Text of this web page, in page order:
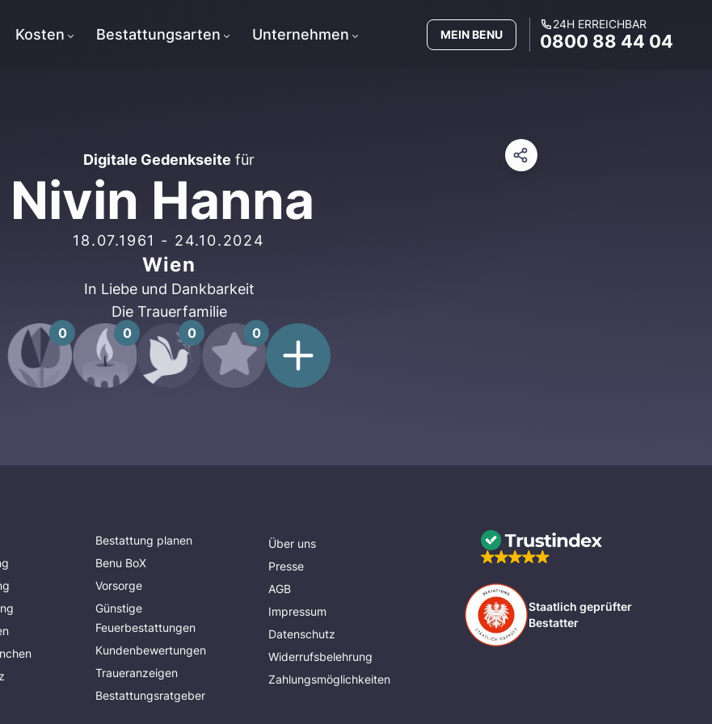
Kosten Bestattungsarten Unternehmen MEIN BENU
24H ERREICHBAR
0800 88 44 04
Digitale Gedenkseite für
Nivin Hanna
18.07.1961 - 24.10.2024
Wien
In Liebe und Dankbarkeit
Die Trauerfamilie
0 0 0 0
Bestattung planen
Benu BoX
Vorsorge
Günstige
Feuerbestattungen
Kundenbewertungen
Traueranzeigen
Bestattungsratgeber
Über uns
Presse
AGB
Impressum
Datenschutz
Widerrufsbelehrung
Zahlungsmöglichkeiten
Staatlich geprüfter
Bestatter